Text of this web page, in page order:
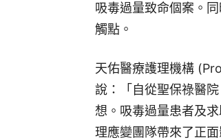
吸毒過量致命個案。
觸點。
天佑醫療護理機構
說：「自從聖保祿醫
想。吸毒過量患者及
理應變團隊帶來了正